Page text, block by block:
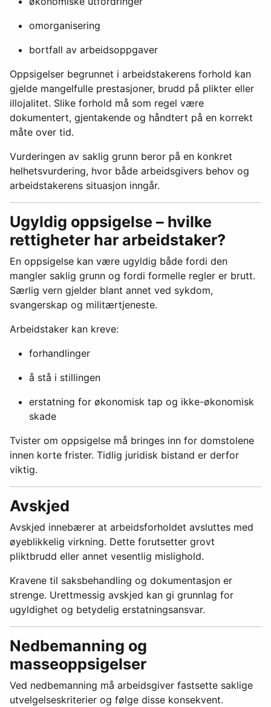
omorganisering
bortfall av arbeidsoppgaver
Oppsigelser begrunnet i arbeidstakerens forhold kan
gjelde mangelfulle prestasjoner, brudd på plikter eller
illojalitet. Slike forhold må som regel være
dokumentert, gjentakende og håndtert på en korrekt
måte over tid.
Vurderingen av saklig grunn beror på en konkret
helhetsvurdering, hvor både arbeidsgivers behov og
arbeidstakerens situasjon inngår.
Ugyldig oppsigelse – hvilke
rettigheter har arbeidstaker?
En oppsigelse kan være ugyldig både fordi den
mangler saklig grunn og fordi formelle regler er brutt.
Særlig vern gjelder blant annet ved sykdom,
svangerskap og militærtjeneste.
Arbeidstaker kan kreve:
forhandlinger
å stå i stillingen
erstatning for økonomisk tap og ikke-økonomisk
skade
Tvister om oppsigelse må bringes inn for domstolene
innen korte frister. Tidlig juridisk bistand er derfor
viktig.
Avskjed
Avskjed innebærer at arbeidsforholdet avsluttes med
øyeblikkelig virkning. Dette forutsetter grovt
pliktbrudd eller annet vesentlig mislighold.
Kravene til saksbehandling og dokumentasjon er
strenge. Urettmessig avskjed kan gi grunnlag for
ugyldighet og betydelig erstatningsansvar.
Nedbemanning og
masseoppsigelser
Ved nedbemanning må arbeidsgiver fastsette saklige
utvelgelseskriterier og følge disse konsekvent.